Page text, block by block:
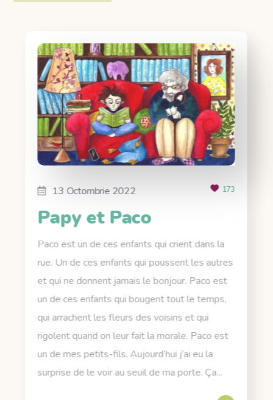
13 Octombrie 2022 173
Papy et Paco
Paco est un de ces enfants qui crient dans la
rue. Un de ces enfants qui poussent les autres
et qui ne donnent jamais le bonjour. Paco est
un de ces enfants qui bougent tout le temps,
qui arrachent les fleurs des voisins et qui
rigolent quand on leur fait la morale. Paco est
un de mes petits-fils. Aujourd’hui j’ai eu la
surprise de le voir au seuil de ma porte. Ça...